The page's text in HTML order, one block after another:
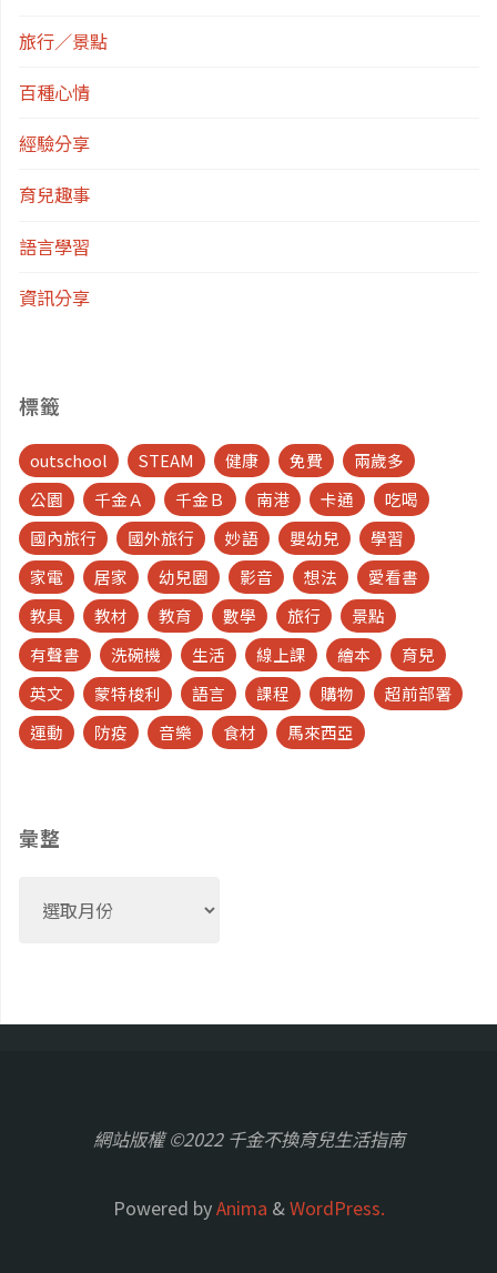
旅行／景點
百種心情
經驗分享
育兒趣事
語言學習
資訊分享
標籤
outschool STEAM 健康 免費
兩歲多
公園
千金Ａ 千金Ｂ 南港 卡通
吃喝
國內旅行
國外旅行 妙語 嬰幼兒
學習
家電
居家 幼兒園 影音 想法
愛看書
教具
教材 教育 數學 旅行
景點
有聲書
洗碗機 生活 線上課 繪本
育兒
英文
蒙特梭利 語言 課程 購物
超前部署
運動
防疫 音樂 食材 馬來西亞
彙整
網站版權 ©2022 千金不換育兒生活指南
Powered byAnima & WordPress.